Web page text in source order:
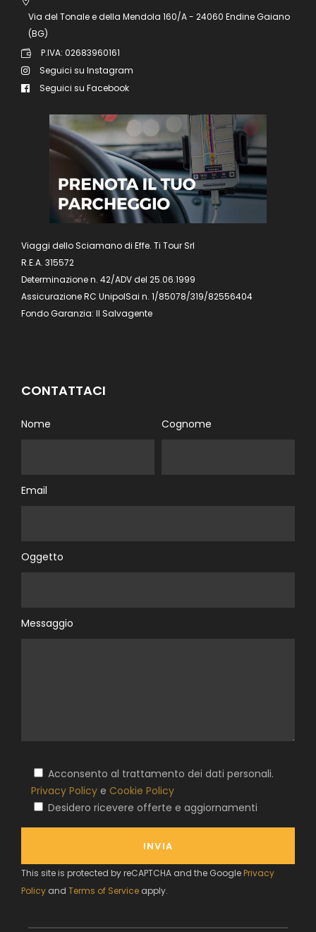
Via del Tonale e della Mendola 160/A - 24060 Endine Gaiano
(BG)
P.IVA: 02683960161
Seguici su Instagram
Seguici su Facebook
Viaggi dello Sciamano di Effe. Ti Tour Srl
R.E.A. 315572
Determinazione n. 42/ADV del 25.06.1999
Assicurazione RC UnipolSai n. 1/85078/319/82556404
Fondo Garanzia: Il Salvagente
CONTATTACI
Nome Cognome
Email
Oggetto
Messaggio
Acconsento al trattamento dei dati personali.
Privacy Policy e Cookie Policy
Desidero ricevere offerte e aggiornamenti
This site is protected by reCAPTCHA and the Google Privacy
Policy and Terms of Service apply.